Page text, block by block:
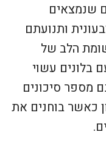
שנמצאים
ותנועתם
הלב של
בלונים עשוי
מספר סיכונים
כאשר בוחנים את